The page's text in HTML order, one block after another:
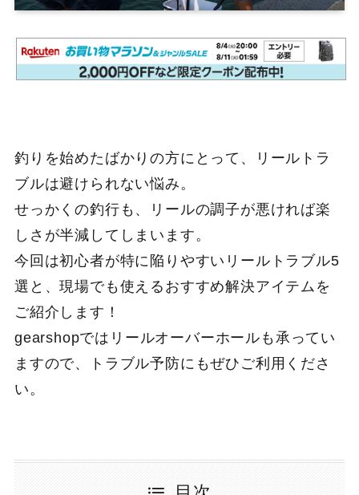
釣りを始めたばかりの方にとって、リールトラ
ブルは避けられない悩み。
せっかくの釣行も、リールの調子が悪ければ楽
しさが半減してしまいます。
今回は初心者が特に陥りやすいリールトラブル5
選と、現場でも使えるおすすめ解決アイテムを
ご紹介します！
gearshopではリールオーバーホールも承ってい
ますので、トラブル予防にもぜひご利用くださ
い。